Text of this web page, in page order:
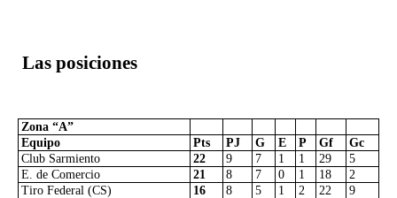
Las posiciones
Zona “A”
Equipo
Pts PJ G E P Gf
Gc
Club Sarmiento
22 9 7 1 1 29
5
E. de Comercio
21 8 7 0 1 18
2
Tiro Federal (CS)
16 8 5 1 2 22
9